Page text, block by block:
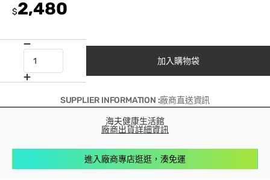
$2,480
加入購物袋
SUPPLIER INFORMATION :廠商直送資訊
海夫健康生活館
廠商出貨詳細資訊
進入廠商專店逛逛，湊免運